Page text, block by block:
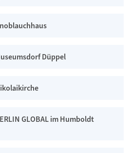
Düppel
GLOBAL im Humboldt